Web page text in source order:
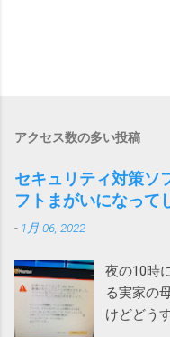
アクセス数の多い投稿
セキュリティ対策ソ
フトまがいになって
- 1月 06, 2022
夜の10時
る実家の
けどどう